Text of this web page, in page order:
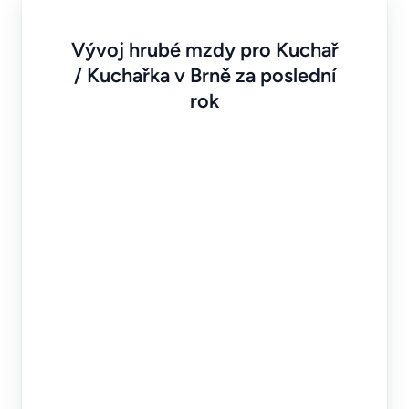
Vývoj hrubé mzdy pro Kuchař
/ Kuchařka v Brně za poslední
rok